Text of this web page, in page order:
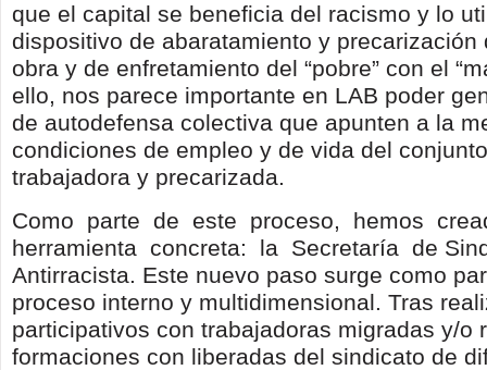
que el capital se beneficia del racismo y lo
dispositivo de abaratamiento y precarización
obra y de enfretamiento del “pobre” con el
ello, nos parece importante en LAB poder
de autodefensa colectiva que apunten a la
condiciones de empleo y de vida del
trabajadora y precarizada.
Como parte de este proceso, hemos
herramienta concreta: la Secretaría de
Antirracista. Este nuevo paso surge como
proceso interno y multidimensional. Tras
participativos con trabajadoras migradas y/o
formaciones con liberadas del sindicato de